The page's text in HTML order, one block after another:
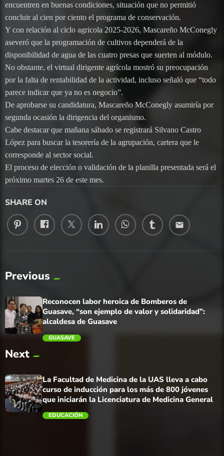
encuentren en buenas condiciones, situación que no permitió
concluir al cien por ciento el programa de conservación.
Y con relación al ciclo agricola 2025-2026, Mascareño McConegly
aseveró que la programación de cultivos dependerá de la
disponibilidad de agua de las cuatro presas que suerten al módulo.
No obstante, el virtual dirigente agrícola mostró su preocupación
por la falta de rentabilidad de la actividad, incluso señaló que “todo
parece indicar que ya no es negocio”.
De aprobarse su candidatura, Mascareño McConegly asumiría por
segunda ocasión la dirigencia del organismo.
Cabe destacar que mañana sábado se registrará Silvano Castro
López para buscar la tesorería de la agrupación, cartera que le
corresponde al sector social.
El proceso de elección o validación de la planilla presentada será el
próximo martes 26 de este mes.
SHARE ON
email
Previous
Reconocen labor heroica de Bomberos de
Guasave, “son ejemplo de valor y solidaridad”:
alcaldesa de Guasave
GUASAVE
Next
La Facultad de Medicina de la UAS lleva a cabo
curso de inducción para los más de 800 jóvenes
que iniciarán la Licenciatura de Medicina General
EDUCACIÓN